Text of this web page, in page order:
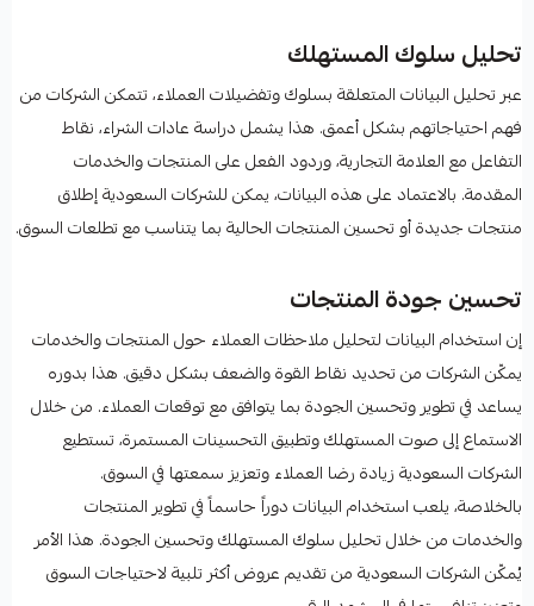
تحليل سلوك المستهلك
عبر تحليل البيانات المتعلقة بسلوك وتفضيلات العملاء، تتمكن الشركات من
فهم احتياجاتهم بشكل أعمق. هذا يشمل دراسة عادات الشراء، نقاط
التفاعل مع العلامة التجارية، وردود الفعل على المنتجات والخدمات
المقدمة. بالاعتماد على هذه البيانات، يمكن للشركات السعودية إطلاق
منتجات جديدة أو تحسين المنتجات الحالية بما يتناسب مع تطلعات السوق.
تحسين جودة المنتجات
إن استخدام البيانات لتحليل ملاحظات العملاء حول المنتجات والخدمات
يمكّن الشركات من تحديد نقاط القوة والضعف بشكل دقيق. هذا بدوره
يساعد في تطوير وتحسين الجودة بما يتوافق مع توقعات العملاء. من خلال
الاستماع إلى صوت المستهلك وتطبيق التحسينات المستمرة، تستطيع
الشركات السعودية زيادة رضا العملاء وتعزيز سمعتها في السوق.
بالخلاصة، يلعب استخدام البيانات دوراً حاسماً في تطوير المنتجات
والخدمات من خلال تحليل سلوك المستهلك وتحسين الجودة. هذا الأمر
يُمكّن الشركات السعودية من تقديم عروض أكثر تلبية لاحتياجات السوق